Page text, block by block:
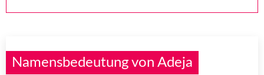
Namensbedeutung von Adeja